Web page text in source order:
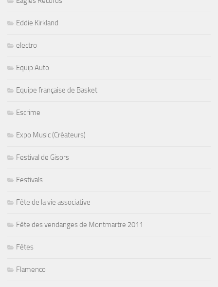
Eddie Kirkland
electro
Equip Auto
Equipe française de Basket
Escrime
Expo Music (Créateurs)
Festival de Gisors
Festivals
Fête de la vie associative
Fête des vendanges de Montmartre 2011
Fêtes
Flamenco